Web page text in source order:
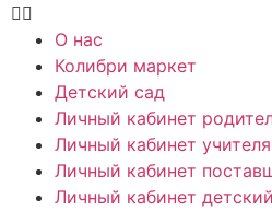
О нас
Колибри маркет
Детский сад
Личный кабинет
Личный кабинет учителя
Личный кабинет
Личный кабинет